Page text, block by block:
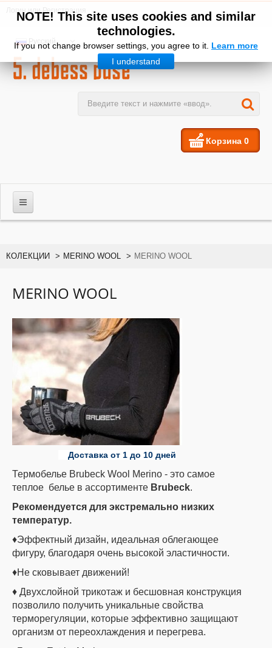
NOTE! This site uses cookies and similar
technologies.
If you not change browser settings, you agree to it. Learn more
I understand
Логин илиРегистрация
Русский
Корзина 0
КОЛЕКЦИИ
АКЦИИ
ПОЛЕЗНОЕ
КОЛЕКЦИИ > MERINO WOOL > MERINO WOOL
MERINO WOOL
Доставка от 1 до 10 дней
Термобелье Brubeck Wool Merino - это самое
теплое белье в ассортименте Brubeck.
Рекомендуется для экстремально низких
температур.
♦Эффектный дизайн, идеальная облегающее
фигуру, благодаря очень высокой эластичности.
♦Не сковывает движений!
♦ Двухслойной трикотаж и бесшовная конструкция
позволило получить уникальные свойства
терморегуляции, которые эффективно защищают
организм от переохлаждения и перегрева.